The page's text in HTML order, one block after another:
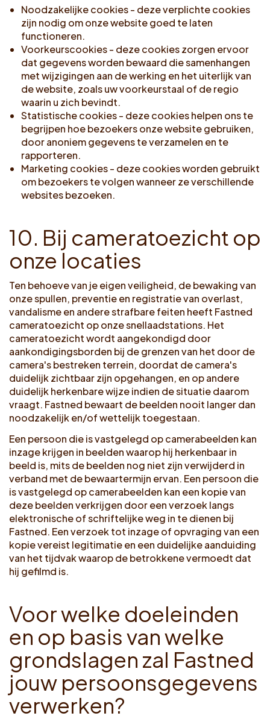
Noodzakelijke cookies - deze verplichte cookies
zijn nodig om onze website goed te laten
functioneren.
Voorkeurscookies - deze cookies zorgen ervoor
dat gegevens worden bewaard die samenhangen
met wijzigingen aan de werking en het uiterlijk van
de website, zoals uw voorkeurstaal of de regio
waarin u zich bevindt.
Statistische cookies - deze cookies helpen ons te
begrijpen hoe bezoekers onze website gebruiken,
door anoniem gegevens te verzamelen en te
rapporteren.
Marketing cookies - deze cookies worden gebruikt
om bezoekers te volgen wanneer ze verschillende
websites bezoeken.
10. Bij cameratoezicht op
onze locaties
Ten behoeve van je eigen veiligheid, de bewaking van
onze spullen, preventie en registratie van overlast,
vandalisme en andere strafbare feiten heeft Fastned
cameratoezicht op onze snellaadstations. Het
cameratoezicht wordt aangekondigd door
aankondigingsborden bij de grenzen van het door de
camera's bestreken terrein, doordat de camera's
duidelijk zichtbaar zijn opgehangen, en op andere
duidelijk herkenbare wijze indien de situatie daarom
vraagt. Fastned bewaart de beelden nooit langer dan
noodzakelijk en/of wettelijk toegestaan.
Een persoon die is vastgelegd op camerabeelden kan
inzage krijgen in beelden waarop hij herkenbaar in
beeld is, mits de beelden nog niet zijn verwijderd in
verband met de bewaartermijn ervan. Een persoon die
is vastgelegd op camerabeelden kan een kopie van
deze beelden verkrijgen door een verzoek langs
elektronische of schriftelijke weg in te dienen bij
Fastned. Een verzoek tot inzage of opvraging van een
kopie vereist legitimatie en een duidelijke aanduiding
van het tijdvak waarop de betrokkene vermoedt dat
hij gefilmd is.
Voorwelke doeleinden
en op basisvanwelke
grondslagen zal Fastned
jouw persoonsgegevens
verwerken?